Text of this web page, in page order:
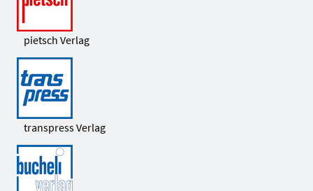
pietsch Verlag
transpress Verlag